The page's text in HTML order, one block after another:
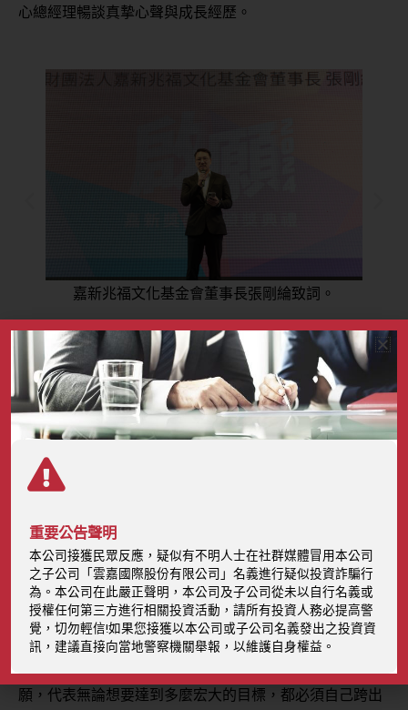
心總經理暢談真摯心聲與成長經歷。
嘉新兆福文化基金會董事長張剛綸致詞。
除了提供獎學金之外，基金會積極與各大企業、公益機構
合作，規劃培力計畫與活動並贊助交通費，讓所有得主無
論居住何處都能受惠，譬如女力講座、一日成長營、跨國
企業參訪等等。基金會也希望發揮棉薄之力
注。本屆典禮中更具體落實減碳，從交通、場地佈置、餐
盒包裝及餐點設計，盡可能降低碳排及廢棄物，並進行全
面性的碳排統計，未來將以本次的整體碳排量做為逐年改
善的基準。
願，代表無論想要達到多麼宏大的目標，都必須自己跨出
重要公告聲明
本公司接獲民眾反應，疑似有不明人士在社群媒體冒用本公司
之子公司「雲嘉國際股份有限公司」名義進行疑似投資詐騙行
為。本公司在此嚴正聲明，本公司及子公司從未以自行名義或
授權任何第三方進行相關投資活動，請所有投資人務必提高警
覺，切勿輕信!如果您接獲以本公司或子公司名義發出之投資資
訊，建議直接向當地警察機關舉報，以維護自身權益。